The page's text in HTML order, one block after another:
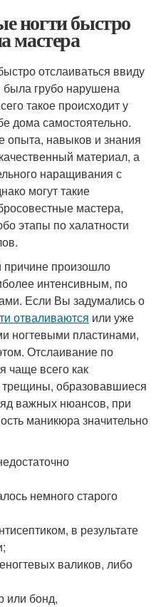
ногти быстро
мастера
отслаиваться ввиду
была грубо нарушена
такое происходит у
дома самостоятельно.
опыта, навыков и знания
материал, а
наращивания с
могут такие
мастера,
этапы по халатности
произошло
интенсивным, по
Если Вы задумались о
отваливаются или уже
ногтевыми пластинами,
Отслаивание по
чаще всего как
образовавшиеся
важных нюансов, при
маникюра значительно
немного старого
в результате
валиков, либо
или бонд,